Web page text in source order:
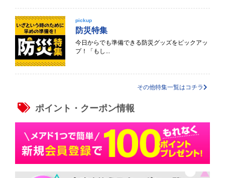
pickup
防災特集
今日からでも準備できる防災グッズをピックアッ
プ！「もし...
その他特集一覧はコチラ
ポイント・クーポン情報